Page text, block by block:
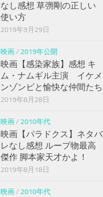
なし感想 草彅剛の正しい
使い方
2019年9月29日
映画/ 2019年公開
映画【感染家族】感想 キ
ム・ナムギル主演 イケメ
ンゾンビと愉快な仲間たち
2019年8月28日
映画/ 2010年代
映画【パラドクス】ネタバ
レなし感想 ループ物最高
傑作 脚本家天才かよ！
2019年8月18日
映画/ 2010年代